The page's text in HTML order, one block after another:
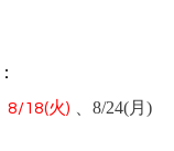
：
8/18(火) 、8/24(月)